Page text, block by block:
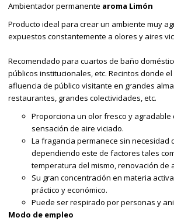
Ambientador permanente aroma Limón
Producto ideal para crear un ambiente muy
expuestos constantemente a olores y aires
Recomendado para cuartos de baño
públicos institucionales, etc. Recintos donde
afluencia de público visitante en grandes
restaurantes, grandes colectividades, etc.
Proporciona un olor fresco y
sensación de aire viciado.
La fragancia permanece sin
dependiendo este de factores tales
temperatura del mismo, renovación de
Su gran concentración en materia
práctico y económico.
Puede ser respirado por personas y
Modo de empleo